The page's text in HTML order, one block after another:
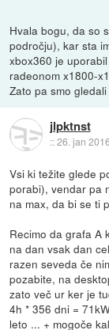
Hvala bogu, da so
področju), kar sta
xbox360 je
radeonom x1800-
Zato pa smo
jlpktnst
::26. jan
Vsi ki težite glede
porabi), vendar pa
na max, da bi se ti
Recimo da grafa A
na dan vsak dan
razen seveda če
pozabite, na
zato več ur ker je
4h * 356 dni =
leto ... + mogoče